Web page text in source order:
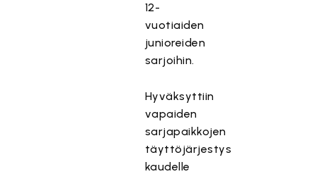
12-
vuotiaiden
junioreiden
sarjoihin.
Hyväksyttiin
vapaiden
sarjapaikkojen
täyttöjärjestys
kaudelle